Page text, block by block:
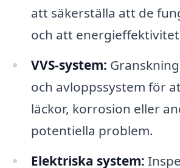
att säkerställa att de
och att
VVS-system:
och avloppssystem för
läckor, korrosion eller
potentiella problem.
Elektriska system: